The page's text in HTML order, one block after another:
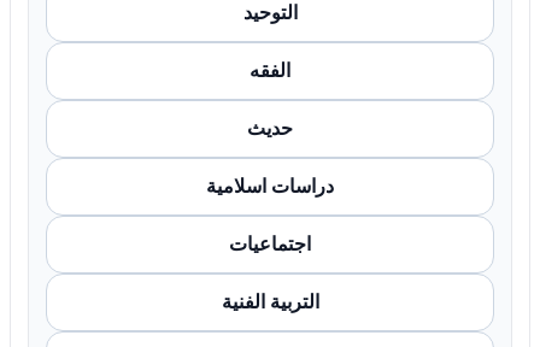
التوحيد
الفقه
حديث
دراسات اسلامية
اجتماعيات
التربية الفنية